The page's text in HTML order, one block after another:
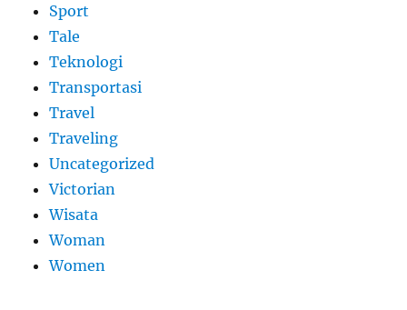
Sport
Tale
Teknologi
Transportasi
Travel
Traveling
Uncategorized
Victorian
Wisata
Woman
Women